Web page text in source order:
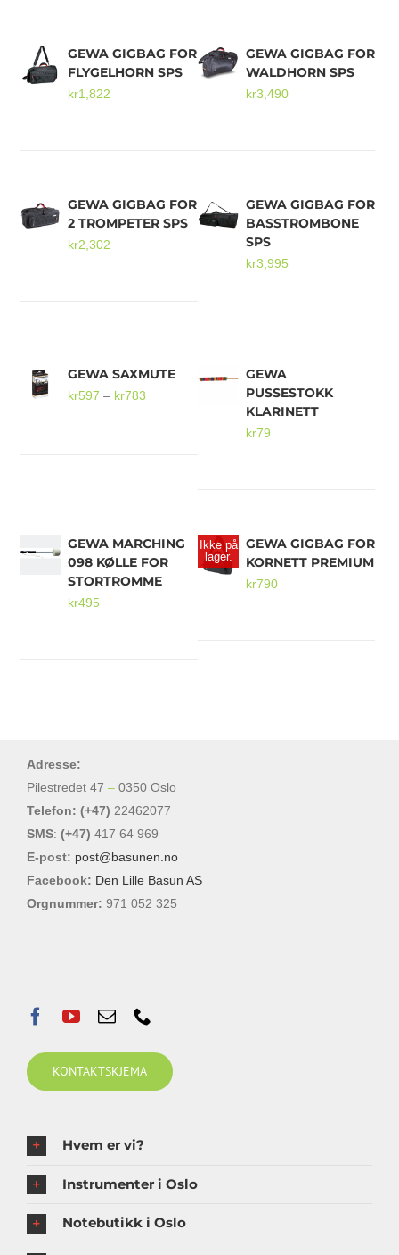
GEWA GIGBAG FOR
FLYGELHORN SPS
kr1,822
GEWA GIGBAG FOR
WALDHORN SPS
kr3,490
GEWA GIGBAG FOR
2 TROMPETER SPS
kr2,302
GEWA GIGBAG FOR
BASSTROMBONE
SPS
kr3,995
GEWA SAXMUTE
kr597 – kr783
GEWA
PUSSESTOKK
KLARINETT
kr79
GEWA MARCHING
098 KØLLE FOR
STORTROMME
kr495
Ikke på
lager.
GEWA GIGBAG FOR
KORNETT PREMIUM
kr790
Adresse:
Pilestredet 47 – 0350 Oslo
Telefon: (+47) 22462077
SMS: (+47) 417 64 969
E-post: post@basunen.no
Facebook: Den Lille Basun AS
Orgnummer: 971 052 325
KONTAKTSKJEMA
Hvem er vi?
Instrumenter i Oslo
Notebutikk i Oslo